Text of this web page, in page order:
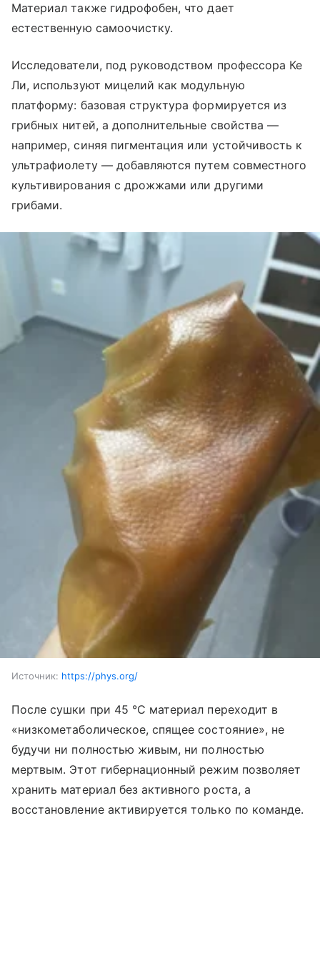
Материал также гидрофобен, что дает
естественную самоочистку.
Исследователи, под руководством профессора Ке
Ли, используют мицелий как модульную
платформу: базовая структура формируется из
грибных нитей, а дополнительные свойства —
например, синяя пигментация или устойчивость к
ультрафиолету — добавляются путем совместного
культивирования с дрожжами или другими
грибами.
Источник: https://phys.org/
После сушки при 45 °C материал переходит в
«низкометаболическое, спящее состояние», не
будучи ни полностью живым, ни полностью
мертвым. Этот гибернационный режим позволяет
хранить материал без активного роста, а
восстановление активируется только по команде.